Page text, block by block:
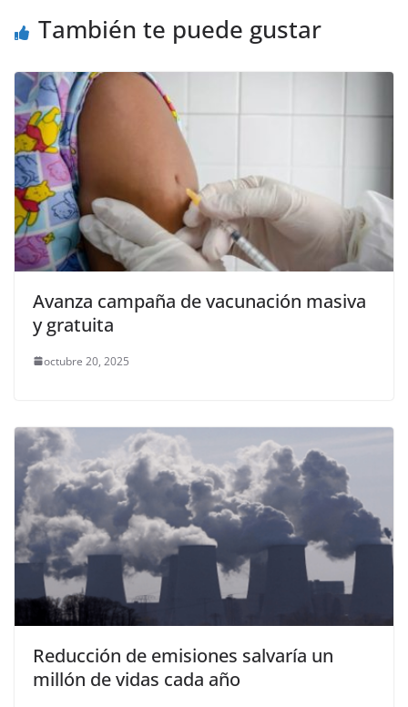
También te puede gustar
Avanza campaña de vacunación masiva
y gratuita
octubre 20, 2025
Reducción de emisiones salvaría un
millón de vidas cada año